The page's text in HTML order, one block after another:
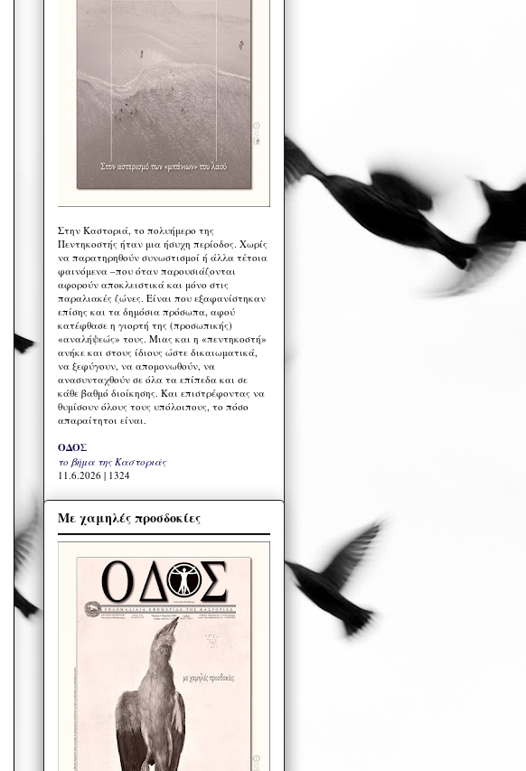
Στην Καστοριά, το πολυήμερο της
Πεντηκοστής ήταν μια ήσυχη περίοδος. Χωρίς
να παρατηρηθούν συνωστισμοί ή άλλα τέτοια
φαινόμενα –που όταν παρουσιάζονται
αφορούν αποκλειστικά και μόνο στις
παραλιακές ζώνες. Είναι που εξαφανίστηκαν
επίσης και τα δημόσια πρόσωπα, αφού
κατέφθασε η γιορτή της (προσωπικής)
«αναλήψεώς» τους. Μιας και η «πεντηκοστή»
ανήκε και στους ίδιους ώστε δικαιωματικά,
να ξεφύγουν, να απομονωθούν, να
ανασυνταχθούν σε όλα τα επίπεδα και σε
κάθε βαθμό διοίκησης. Και επιστρέφοντας να
θυμίσουν όλους τους υπόλοιπους, το πόσο
απαραίτητοι είναι.
ΟΔΟΣ
το βήμα της Καστοριάς
11.6.2026 | 1324
Με χαμηλές προσδοκίες